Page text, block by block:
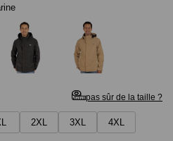
pas sûr de la taille ?
2XL 3XL 4XL